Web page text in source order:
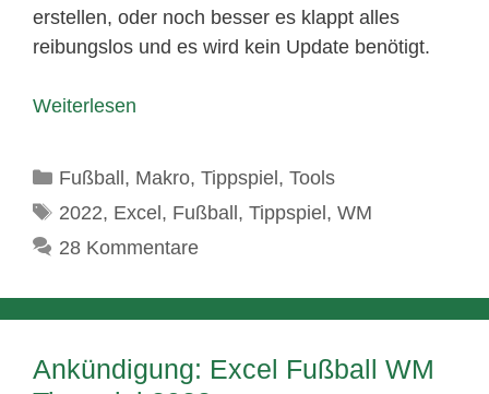
erstellen, oder noch besser es klappt alles
reibungslos und es wird kein Update benötigt.
Weiterlesen
Kategorien
Fußball , Makro, Tippspiel , Tools
Schlagwörter
2022, Excel , Fußball , Tippspiel , WM
28 Kommentare
Ankündigung: Excel Fußball WM